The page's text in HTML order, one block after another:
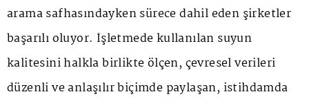
arama safhasındayken sürece dahil eden şirketler
başarılı oluyor. İşletmede kullanılan suyun
kalitesini halkla birlikte ölçen, çevresel verileri
düzenli ve anlaşılır biçimde paylaşan, istihdamda